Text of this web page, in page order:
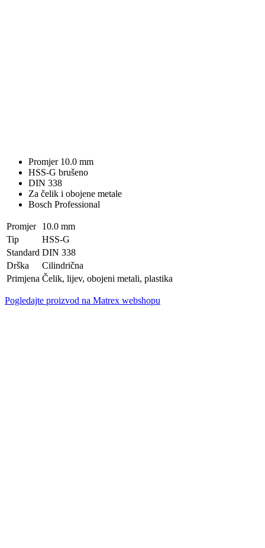
Promjer 10.0 mm
HSS-G brušeno
DIN 338
Za čelik i obojene metale
Bosch Professional
Promjer
10.0 mm
Tip
HSS-G
Standard DIN 338
Drška
Cilindrična
Primjena Čelik, lijev, obojeni metali, plastika
Pogledajte proizvod na Matrex webshopu